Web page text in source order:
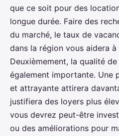
que ce soit pour des
longue durée. Faire des
du marché, le taux de
dans la région vous aidera
Deuxièmement, la qualité
également importante. Une
et attrayante attirera
justifiera des loyers plus
vous devrez peut-être
ou des améliorations pour